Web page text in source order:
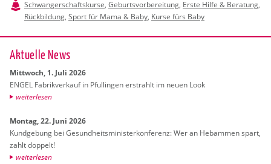
Schwangerschaftskurse, Geburtsvorbereitung, Erste Hilfe & Beratung,
Rückbildung, Sport für Mama & Baby, Kurse fürs Baby
Ak­tu­el­le News
Mitt­woch, 1. Juli 2026
ENGEL Fa­brik­ver­kauf in Pful­lin­gen er­strahlt im neuen Look
wei­ter­le­sen
Mon­tag, 22. Juni 2026
Kund­ge­bung bei Ge­sund­heits­mi­nis­ter­kon­fe­renz: Wer an Heb­am­men spart,
zahlt dop­pelt!
wei­ter­le­sen